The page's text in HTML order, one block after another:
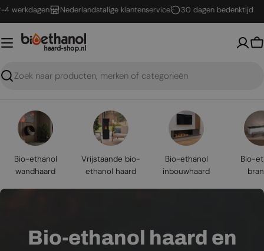
Ga
naar
inhoud
Nederlandstalige klantenservice 30 dagen bedenktijd
Zoeken
Bio-ethanol
wandhaard
Vrijstaande bio-
ethanol haard
Bio-ethanol
inbouwhaard
Bio-
Bio-ethanol haard en